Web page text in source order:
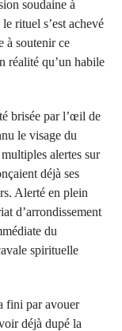
soudaine à
rituel s’est achevé
à soutenir ce
réalité qu’un habile
brisée par l’œil de
le visage du
alertes sur
déjà ses
Alerté en plein
d’arrondissement
du
spirituelle
fini par avouer
déjà dupé la